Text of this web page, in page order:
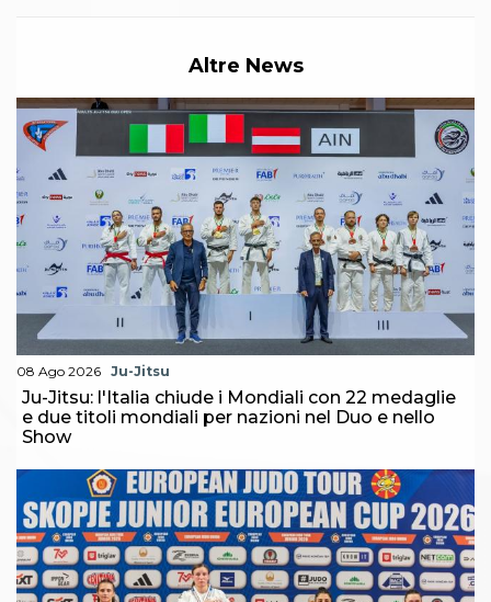
Corso dirigenti sportivi
Corso Direttore di Gara
Abilitazioni
Sportello Fiscale
News
Modulistica
FAQ
Quesiti fiscali
Sostenibilità
Documenti
Altre News
08 Ago 2026 Ju-Jitsu
Ju-Jitsu: l'Italia chiude i Mondiali con 22 medaglie
e due titoli mondiali per nazioni nel Duo e nello
Show